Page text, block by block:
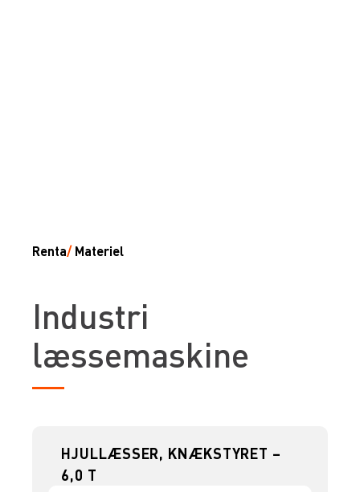
Renta/ Materiel
Industri
læssemaskine
HJULLÆSSER, KNÆKSTYRET –
6,0 T